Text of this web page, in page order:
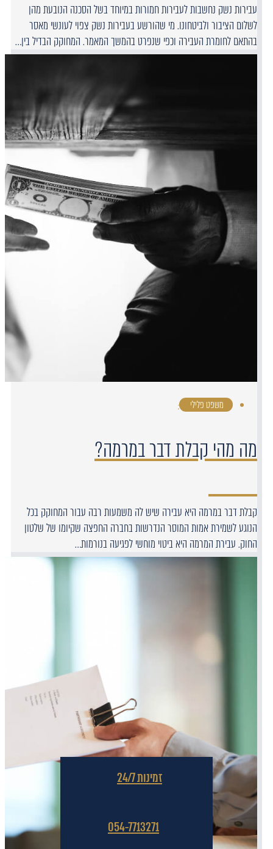
עבירות נשק נחשבות לעבירות חמורות במיוחד בשל הסכנה הנובעת מהן
לשלום הציבור ולביטחונו. מי שהורשע בעבירות נשק צפוי לעונשי מאסר
בהתאם לחומרת העבירה וכפי שנפרט בהמשך המאמר. המחוקק הבדיל בין…
משפט פלילי ·
מה מהי קבלת דבר במרמה?
קבלת דבר במרמה היא עבירה שיש לה משמעות רבה עבור המחוקק בכל
הנוגע לשמירת אמות המוסר הנדרשות בחברה החפצה שקיומו של שלטון
החוק. עבירת המרמה היא ביטוי מוחשי לפגיעה בנורמות…
זמינות 24/7
054-7713271